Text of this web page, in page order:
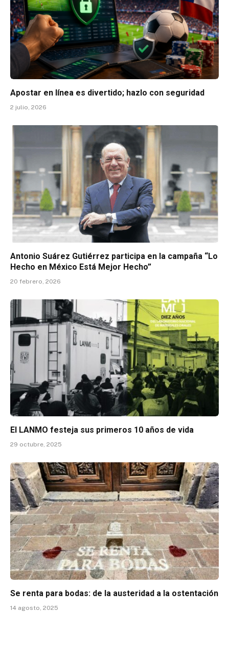
Apostar en línea es divertido; hazlo con seguridad
2 julio, 2026
Antonio Suárez Gutiérrez participa en la campaña “Lo
Hecho en México Está Mejor Hecho”
20 febrero, 2026
El LANMO festeja sus primeros 10 años de vida
29 octubre, 2025
Se renta para bodas: de la austeridad a la ostentación
14 agosto, 2025